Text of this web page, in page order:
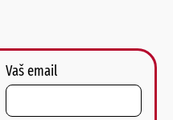
Vaš email